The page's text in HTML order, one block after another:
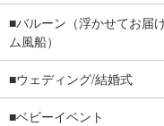
■バルーン（浮かせてお届
ム風船）
■ウェディング/結婚式
■ベビーイベント